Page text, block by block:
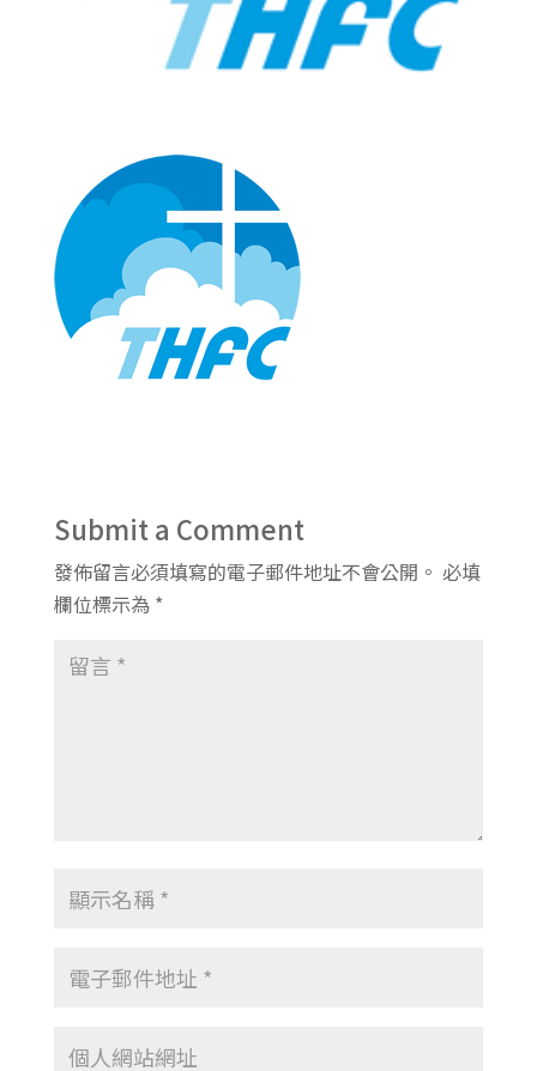
Submit a Comment
發佈留言必須填寫的電子郵件地址不會公開。 必填
欄位標示為 *